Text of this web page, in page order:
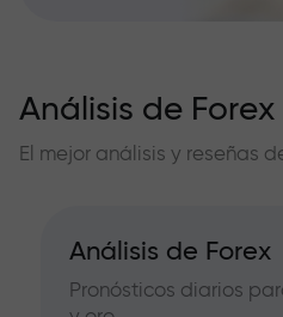
Análisis de Forex
El mejor análisis y reseñas
Análisis de Forex
Pronósticos diarios